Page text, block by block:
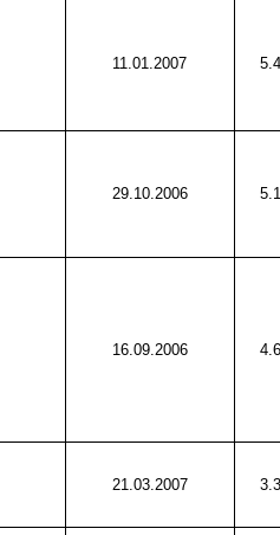
11.01.2007
29.10.2006
16.09.2006
21.03.2007